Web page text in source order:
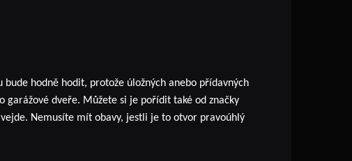
hodně hodit, protože úložných anebo přídavných
dveře. Můžete si je pořídit také od značky
Nemusíte mít obavy, jestli je to otvor pravoúhlý